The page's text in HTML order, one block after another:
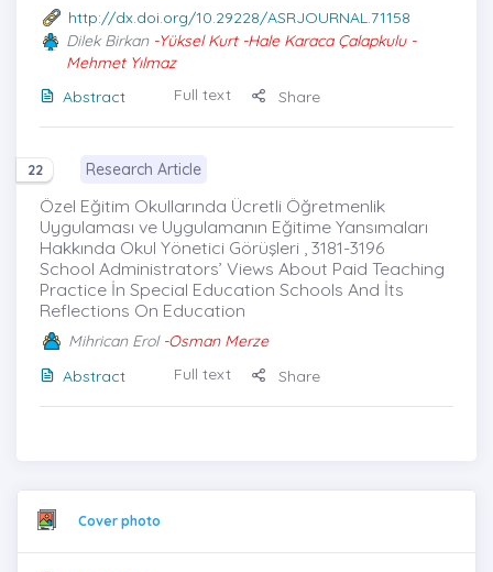
http://dx.doi.org/10.29228/ASRJOURNAL.71158
Dilek Birkan-Yüksel Kurt -Hale Karaca Çalapkulu -
Mehmet Yılmaz
Abstract
Full text Share
22 Research Article
Özel Eğitim Okullarında Ücretli Öğretmenlik
Uygulaması ve Uygulamanın Eğitime Yansımaları
Hakkında Okul Yönetici Görüşleri , 3181-3196
School Administrators’ Views About Paid Teaching
Practice İn Special Education Schools And İts
Reflections On Education
Mihrican Erol-Osman Merze
Abstract
Full text Share
Cover photo